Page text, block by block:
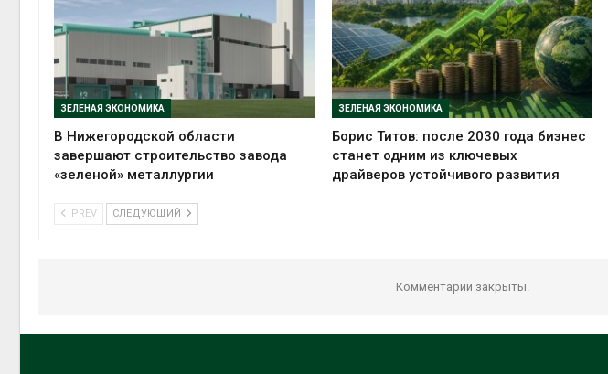
ЗЕЛЕНАЯ ЭКОНОМИКА
В Нижегородской области
завершают строительство завода
«зеленой» металлургии
ЗЕЛЕНАЯ ЭКОНОМИКА
Борис Титов: после 2030 года бизнес
станет одним из ключевых
драйверов устойчивого развития
PREV СЛЕДУЮЩИЙ
Комментарии закрыты.